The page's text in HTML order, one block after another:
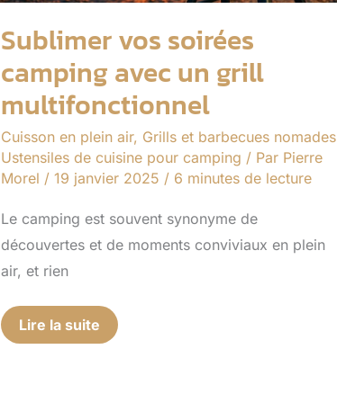
Sublimer vos soirées
camping avec un grill
multifonctionnel
Cuisson en plein air, Grills et barbecues nomades
Ustensiles de cuisine pour camping / Par Pierre
Morel / 19 janvier 2025 / 6 minutes de lecture
Le camping est souvent synonyme de
découvertes et de moments conviviaux en plein
air, et rien
Lire la suite